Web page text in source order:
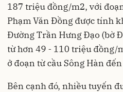
187 triệu đồng/m2, với
Phạm Văn Đồng được tính
Đường Trần Hưng Đạo (bờ
từ hơn 49 - 110 triệu đồng/
ở đoạn từ cầu Sông Hàn
Bên cạnh đó, nhiều tuyến